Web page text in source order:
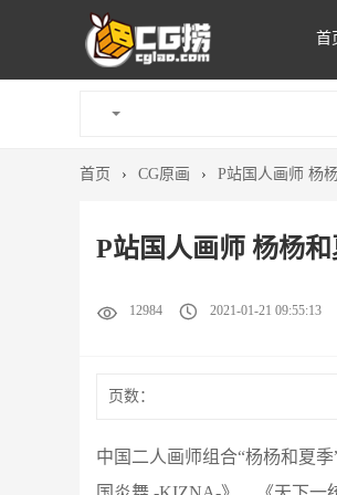
首
首页 › CG原画 › P站国人画师 杨
P站国人画师 杨杨
12984 2021-01-21 09:55:13
页数：
中国二人画师组合“杨杨和夏